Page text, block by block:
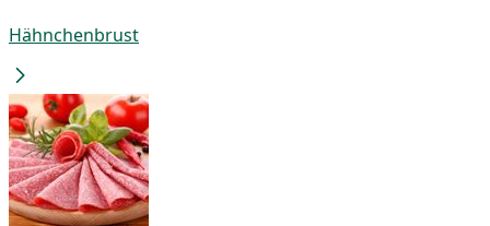
Hähnchenbrust